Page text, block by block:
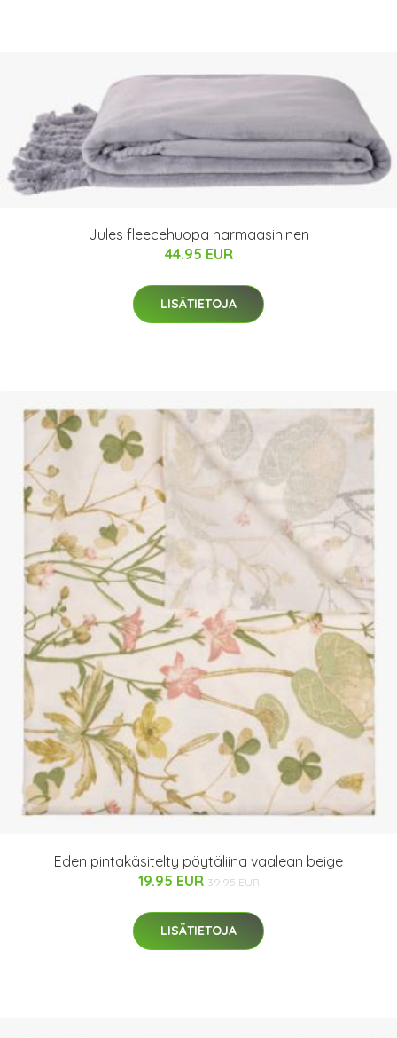
Jules fleecehuopa harmaasininen
44.95 EUR
LISÄTIETOJA
Eden pintakäsitelty pöytäliina vaalean beige
19.95 EUR 39.95 EUR
LISÄTIETOJA